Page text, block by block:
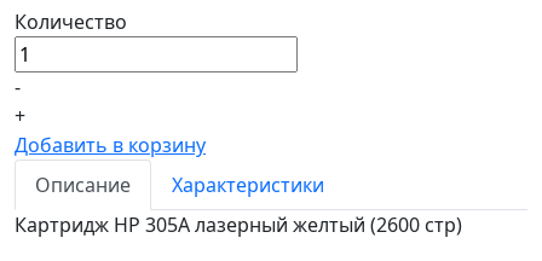
Количество
-
+
Добавить в корзину
Описание
Характеристики
Картридж HP 305A лазерный желтый (2600 стр)